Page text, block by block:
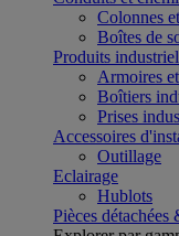
Colonnes
Boîtes de
Produits
Armoires
Boîtiers
Prises
Accessoires
Outillage
Eclairage
Hublots
Pièces détachées